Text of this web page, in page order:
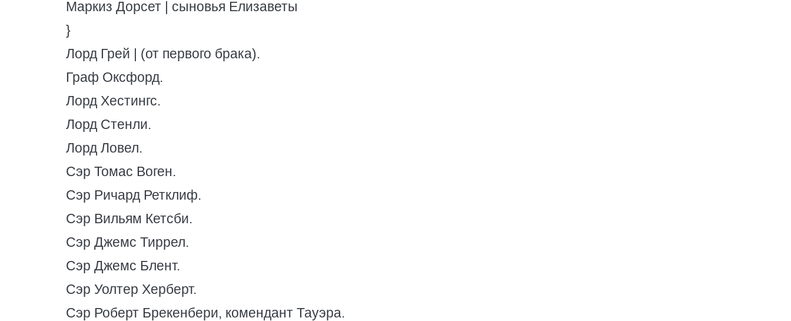
Маркиз Дорсет | сыновья Елизаветы
}
Лорд Грей | (от первого брака).
Граф Оксфорд.
Лорд Хестингс.
Лорд Стенли.
Лорд Ловел.
Сэр Томас Воген.
Сэр Ричард Ретклиф.
Сэр Вильям Кетсби.
Сэр Джемс Тиррел.
Сэр Джемс Блент.
Сэр Уолтер Херберт.
Сэр Роберт Брекенбери, комендант Тауэра.